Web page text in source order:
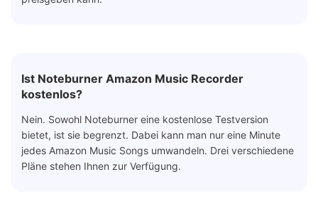
Ist Noteburner Amazon Music Recorder
kostenlos?
Nein. Sowohl Noteburner eine kostenlose Testversion
bietet, ist sie begrenzt. Dabei kann man nur eine Minute
jedes Amazon Music Songs umwandeln. Drei verschiedene
Pläne stehen Ihnen zur Verfügung.